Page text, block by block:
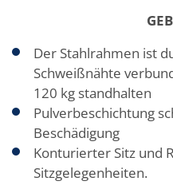
GEB
Der Stahlrahmen ist
Schweißnähte
120 kg standhalten
Pulverbeschichtung
Beschädigung
Konturierter Sitz und
Sitzgelegenheiten.